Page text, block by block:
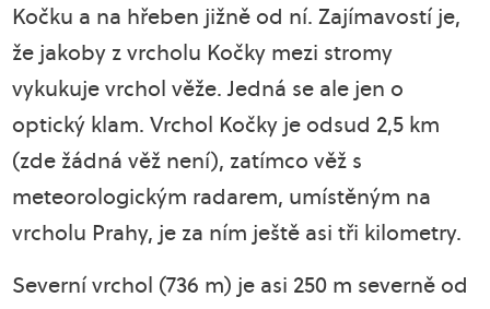
Kočku a na hřeben jižně od ní. Zajímavostí je,
že jakoby z vrcholu Kočky mezi stromy
vykukuje vrchol věže. Jedná se ale jen o
optický klam. Vrchol Kočky je odsud 2,5 km
(zde žádná věž není), zatímco věž s
meteorologickým radarem, umístěným na
vrcholu Prahy, je za ním ještě asi tři kilometry.
Severní vrchol (736 m) je asi 250 m severně od